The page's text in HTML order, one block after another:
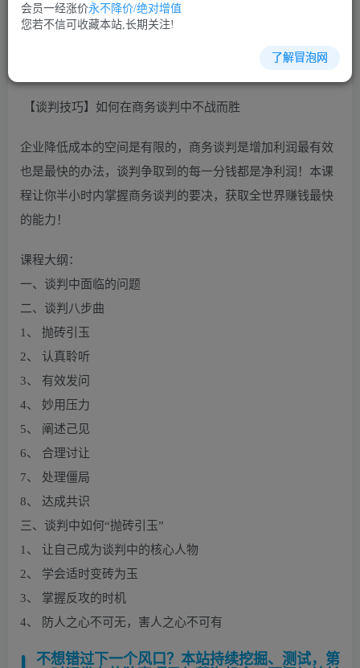
【谈判技巧】如何在商务谈判中不战而胜
企业降低成本的空间是有限的，商务谈判是增加利润最有效
也是最快的办法，谈判争取到的每一分钱都是净利润！本课
程让你半小时内掌握商务谈判的要决，获取全世界赚钱最快
的能力！
课程大纲：
一、谈判中面临的问题
二、谈判八步曲
1、 抛砖引玉
2、 认真聆听
3、 有效发问
4、 妙用压力
5、 阐述己见
6、 合理讨让
7、 处理僵局
8、 达成共识
三、谈判中如何“抛砖引玉”
1、 让自己成为谈判中的核心人物
2、 学会适时变砖为玉
3、 掌握反攻的时机
4、 防人之心不可无，害人之心不可有
不想错过下一个风口？本站持续挖掘、测试，第
会员一经涨价永不降价/绝对增值
您若不信可收藏本站,长期关注!
了解冒泡网